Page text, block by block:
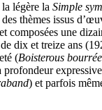
légère la Simple
thèmes issus
composées une
dix et treize ans
(Boisterous bourrée
profondeur
) et parfois